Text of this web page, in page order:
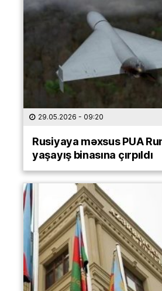
29.05.2026 - 09:20
Rusiyaya məxsus PUA
yaşayış binasına çırpıldı